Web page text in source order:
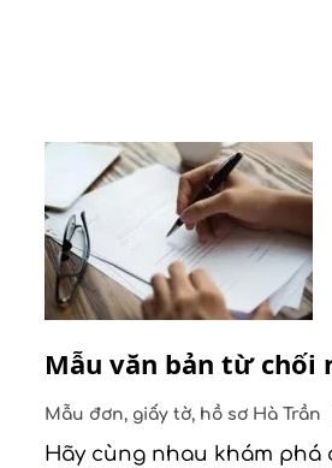
Mẫu văn bản từ chối
Mẫu đơn, giấy tờ, hồ sơ Hà Trần
Hãy cùng nhau khám phá